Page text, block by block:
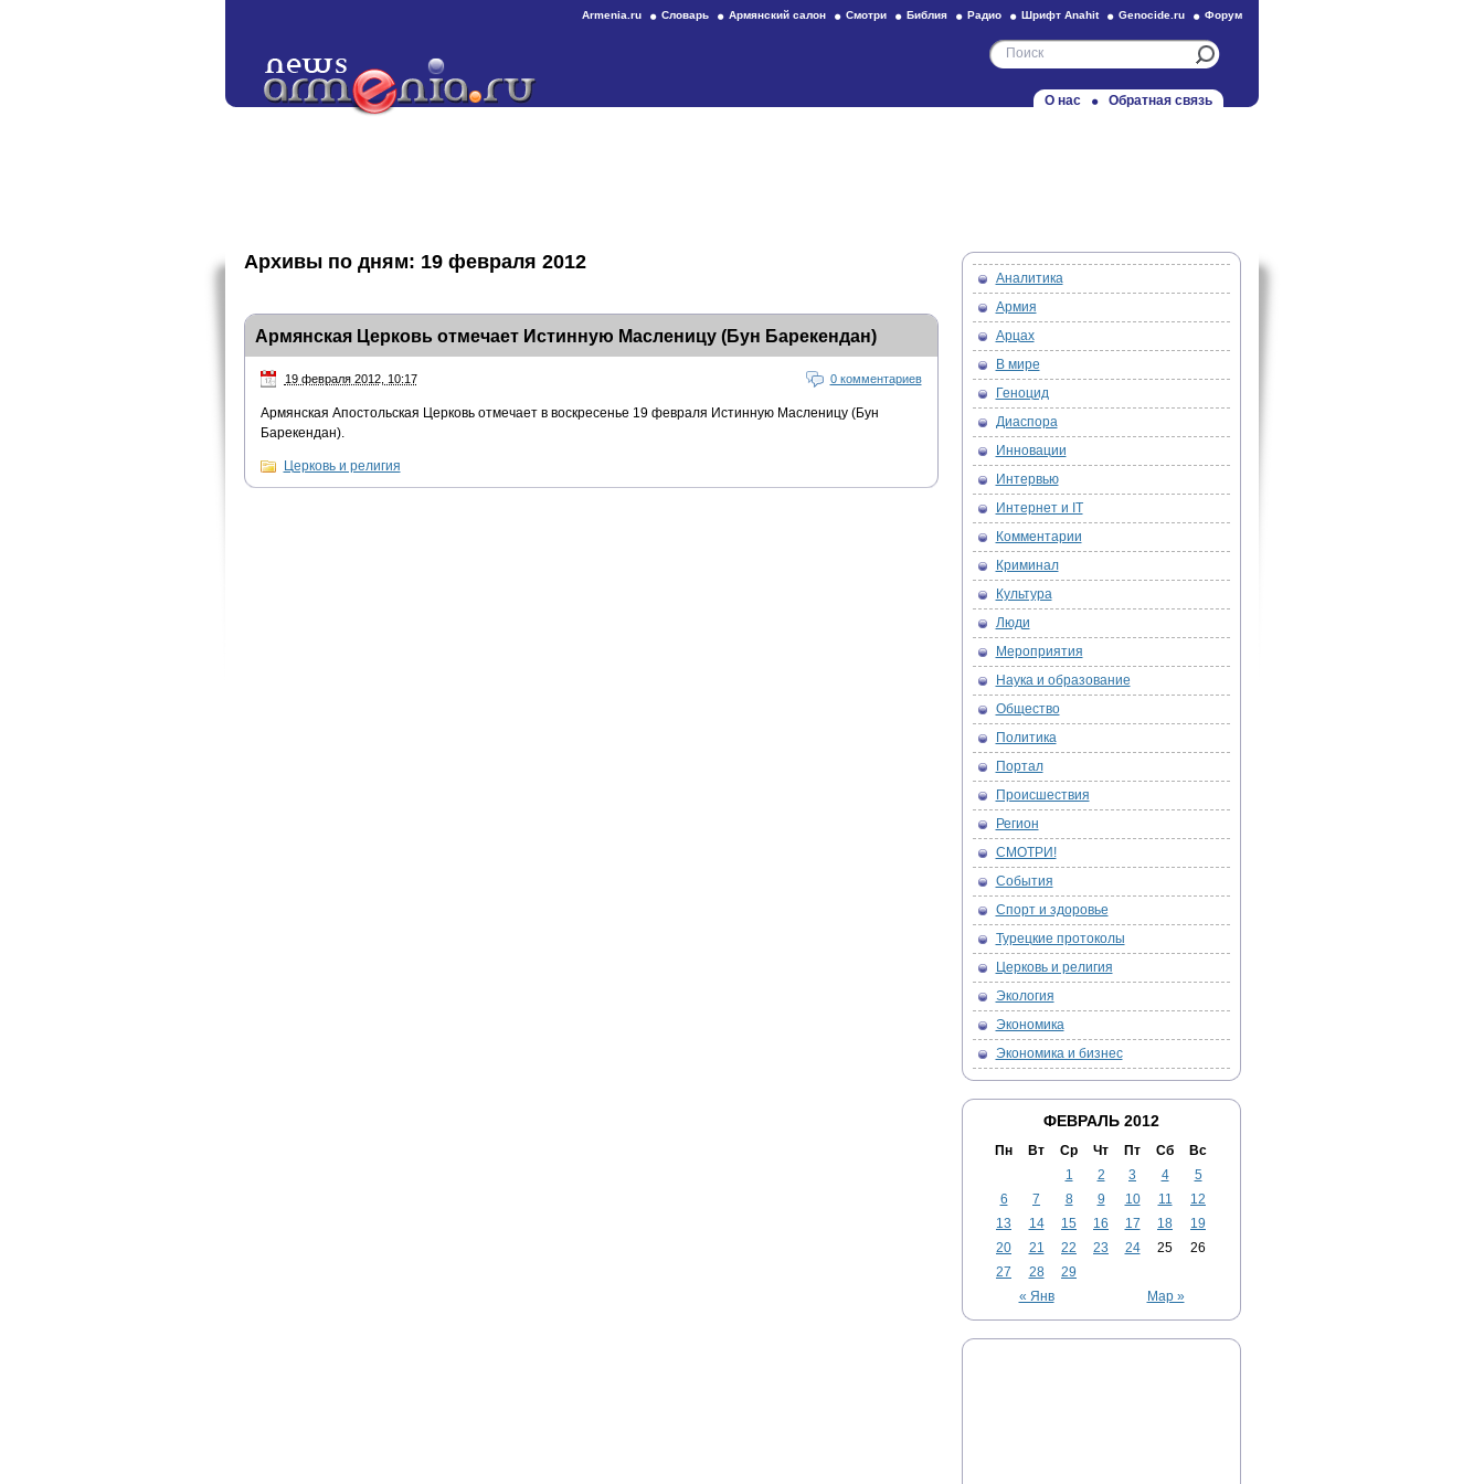
Armenia.ru Словарь Армянский салон Смотри Библия Радио Шрифт Anahit Genocide.ru Форум
О нас Обратная связь
Архивы по дням: 19 февраля 2012
Армянская Церковь отмечает Истинную Масленицу (Бун Барекендан)
19 февраля 2012, 10:17 0 комментариев
Армянская Апостольская Церковь отмечает в воскресенье 19 февраля Истинную Масленицу (Бун
Барекендан).
Церковь и религия
Аналитика
Армия
Арцах
В мире
Геноцид
Диаспора
Инновации
Интервью
Интернет и IT
Комментарии
Криминал
Культура
Люди
Мероприятия
Наука и образование
Общество
Политика
Портал
Происшествия
Регион
СМОТРИ!
События
Спорт и здоровье
Турецкие протоколы
Церковь и религия
Экология
Экономика
Экономика и бизнес
ФЕВРАЛЬ 2012
Пн Вт Ср Чт Пт Сб Вс
« Янв Мар »
1 2 3 4
5
6
7 8 9 10 11
12
13
14 15 16 17 18
19
20
21 22 23 24 25
26
27
28 29